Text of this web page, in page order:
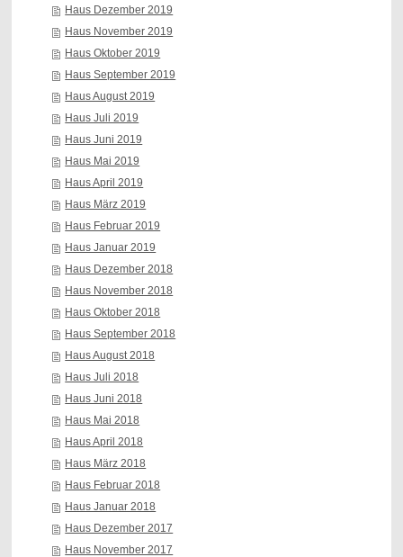
Haus Dezember 2019
Haus November 2019
Haus Oktober 2019
Haus September 2019
Haus August 2019
Haus Juli 2019
Haus Juni 2019
Haus Mai 2019
Haus April 2019
Haus März 2019
Haus Februar 2019
Haus Januar 2019
Haus Dezember 2018
Haus November 2018
Haus Oktober 2018
Haus September 2018
Haus August 2018
Haus Juli 2018
Haus Juni 2018
Haus Mai 2018
Haus April 2018
Haus März 2018
Haus Februar 2018
Haus Januar 2018
Haus Dezember 2017
Haus November 2017